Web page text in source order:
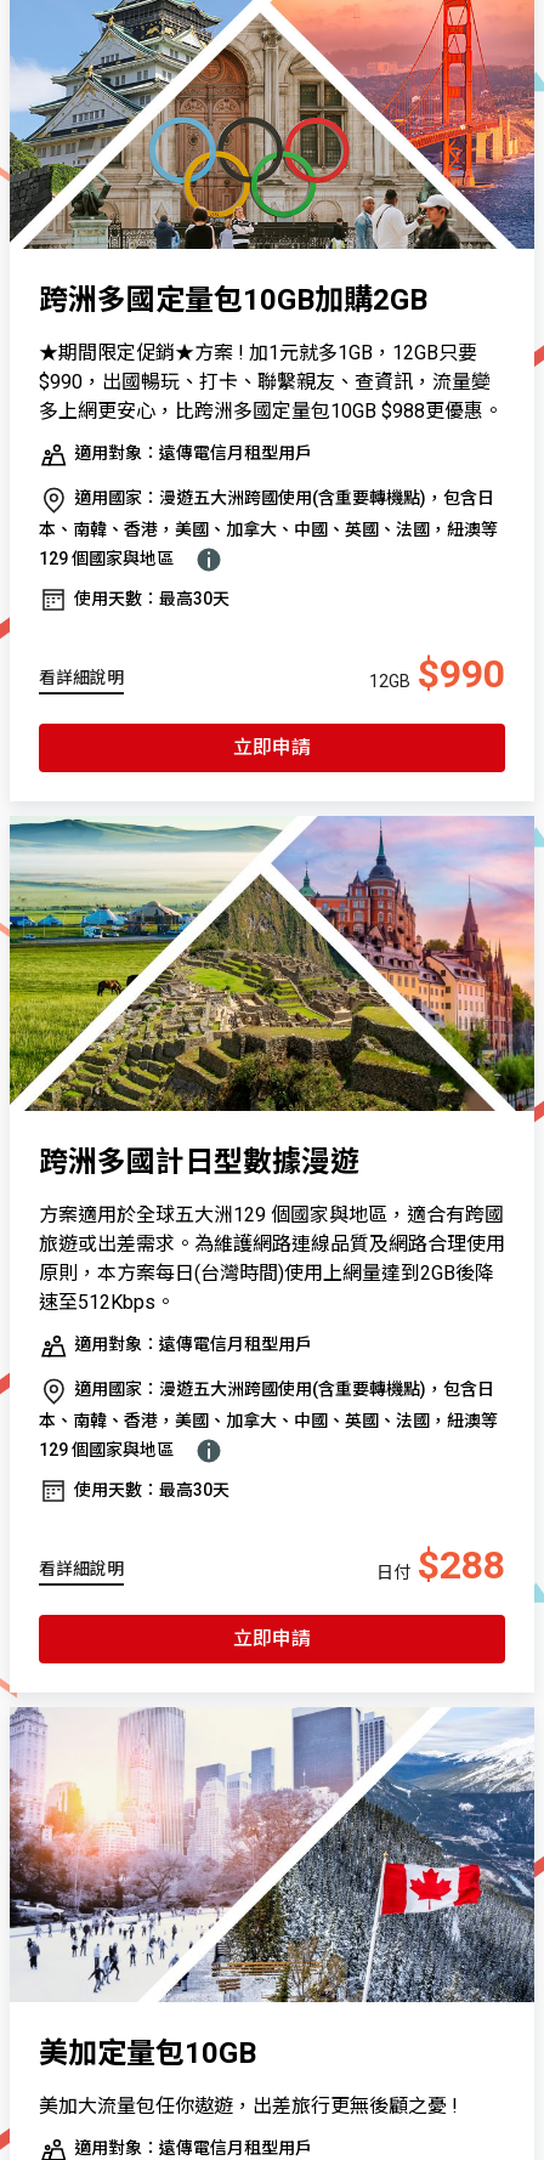
跨洲多國定量包10GB加購2GB
★期間限定促銷★方案 ! 加1元就多1GB，12GB只要
$990，出國暢玩、打卡、聯繫親友、查資訊，流量變
多上網更安心，比跨洲多國定量包10GB $988更優惠。
適用對象：遠傳電信月租型用戶
適用國家：漫遊五大洲跨國使用(含重要轉機點)，包含日
本、南韓、香港，美國、加拿大、中國、英國、法國，紐澳等
129 個國家與地區
使用天數：最高30天
看詳細說明 12GB $990
立即申請
跨洲多國計日型數據漫遊
方案適用於全球五大洲129 個國家與地區，適合有跨國
旅遊或出差需求。為維護網路連線品質及網路合理使用
原則，本方案每日(台灣時間)使用上網量達到2GB後降
速至512Kbps。
適用對象：遠傳電信月租型用戶
適用國家：漫遊五大洲跨國使用(含重要轉機點)，包含日
本、南韓、香港，美國、加拿大、中國、英國、法國，紐澳等
129 個國家與地區
使用天數：最高30天
看詳細說明 日付 $288
立即申請
美加定量包10GB
美加大流量包任你遨遊，出差旅行更無後顧之憂 !
適用對象：遠傳電信月租型用戶